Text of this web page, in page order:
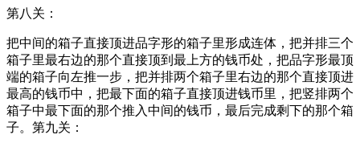
第八关：
把中间的箱子直接顶进品字形的箱子里形成连体，把并排三个
箱子里最右边的那个直接顶到最上方的钱币处，把品字形最顶
端的箱子向左推一步，把并排两个箱子里右边的那个直接顶进
最高的钱币中，把最下面的箱子直接顶进钱币里，把竖排两个
箱子中最下面的那个推入中间的钱币，最后完成剩下的那个箱
子。第九关：